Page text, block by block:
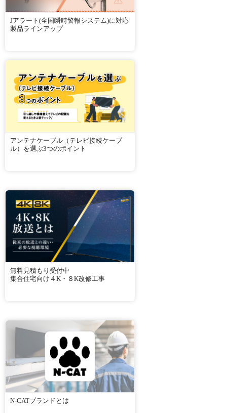
Jアラート(全国瞬時警報システム)に対応
製品ラインアップ
アンテナケーブル（テレビ接続ケーブ
ル）を選ぶ3つのポイント
無料見積もり受付中
集合住宅向け４K・８K改修工事
N-CATブランドとは